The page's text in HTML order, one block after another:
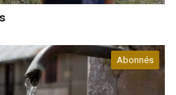
Abonnés